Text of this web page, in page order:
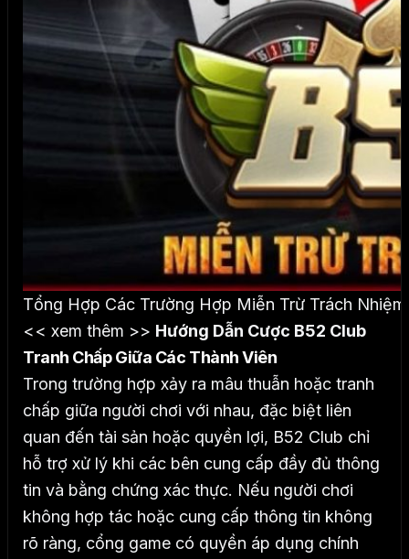
Tổng Hợp Các Trường Hợp Miễn Trừ Trách
<< xem thêm >> Hướng Dẫn Cược B52 Club
Tranh Chấp Giữa Các Thành Viên
Trong trường hợp xảy ra mâu thuẫn hoặc tranh
chấp giữa người chơi với nhau, đặc biệt liên
quan đến tài sản hoặc quyền lợi, B52 Club chỉ
hỗ trợ xử lý khi các bên cung cấp đầy đủ thông
tin và bằng chứng xác thực. Nếu người chơi
không hợp tác hoặc cung cấp thông tin không
rõ ràng, cổng game có quyền áp dụng chính